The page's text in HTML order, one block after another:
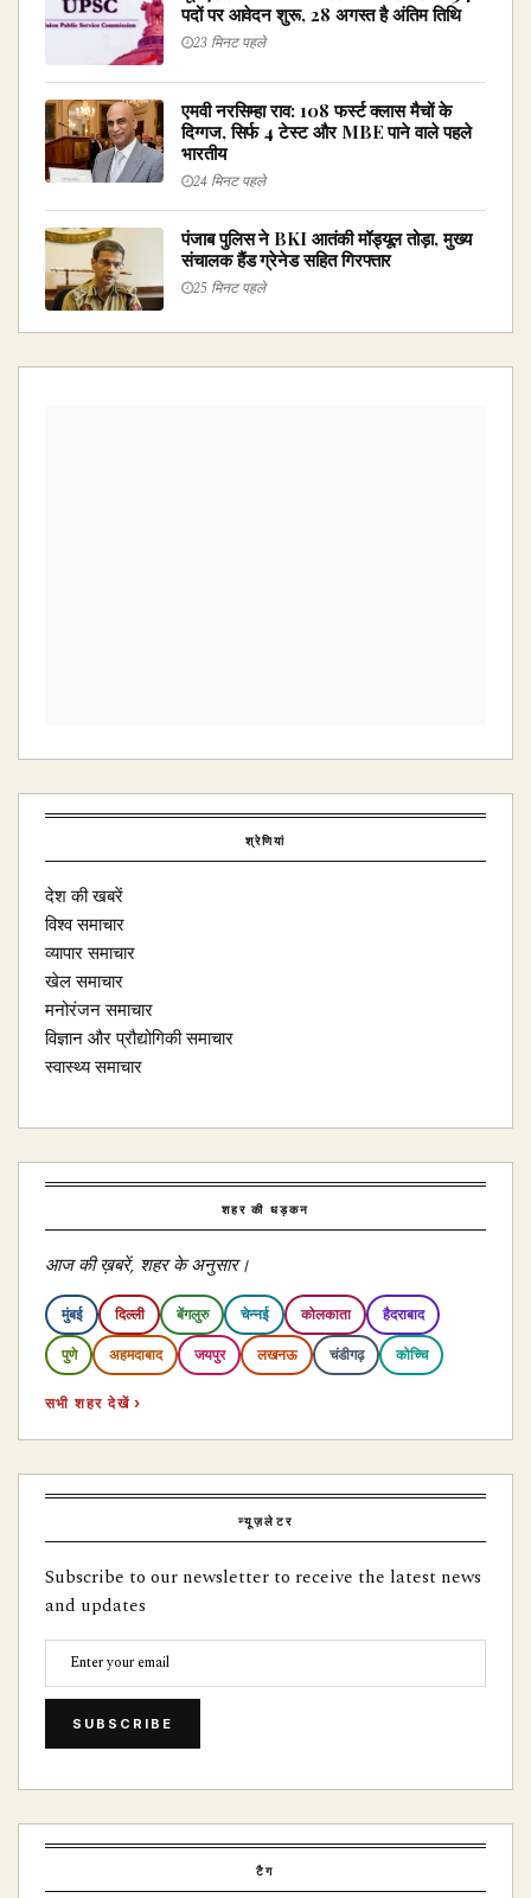
पदों पर आवेदन शुरू, 28 अगस्त है अंतिम तिथि
23 मिनट पहले
एमवी नरसिम्हा राव: 108 फर्स्ट क्लास मैचों के
दिग्गज, सिर्फ 4 टेस्ट और MBE पाने वाले पहले
भारतीय
24 मिनट पहले
पंजाब पुलिस ने BKI आतंकी मॉड्यूल तोड़ा, मुख्य
संचालक हैंड ग्रेनेड सहित गिरफ्तार
25 मिनट पहले
श्रेणियां
देश की खबरें
विश्व समाचार
व्यापार समाचार
खेल समाचार
मनोरंजन समाचार
विज्ञान और प्रौद्योगिकी समाचार
स्वास्थ्य समाचार
शहर की धड़कन
आज की ख़बरें, शहर के अनुसार।
मुंबई दिल्ली बेंगलुरु चेन्नई कोलकाता हैदराबाद
पुणे अहमदाबाद जयपुर लखनऊ चंडीगढ़ कोच्चि
सभी शहर देखें ›
न्यूज़लेटर
Subscribe to our newsletter to receive the latest news
and updates
SUBSCRIBE
टैग